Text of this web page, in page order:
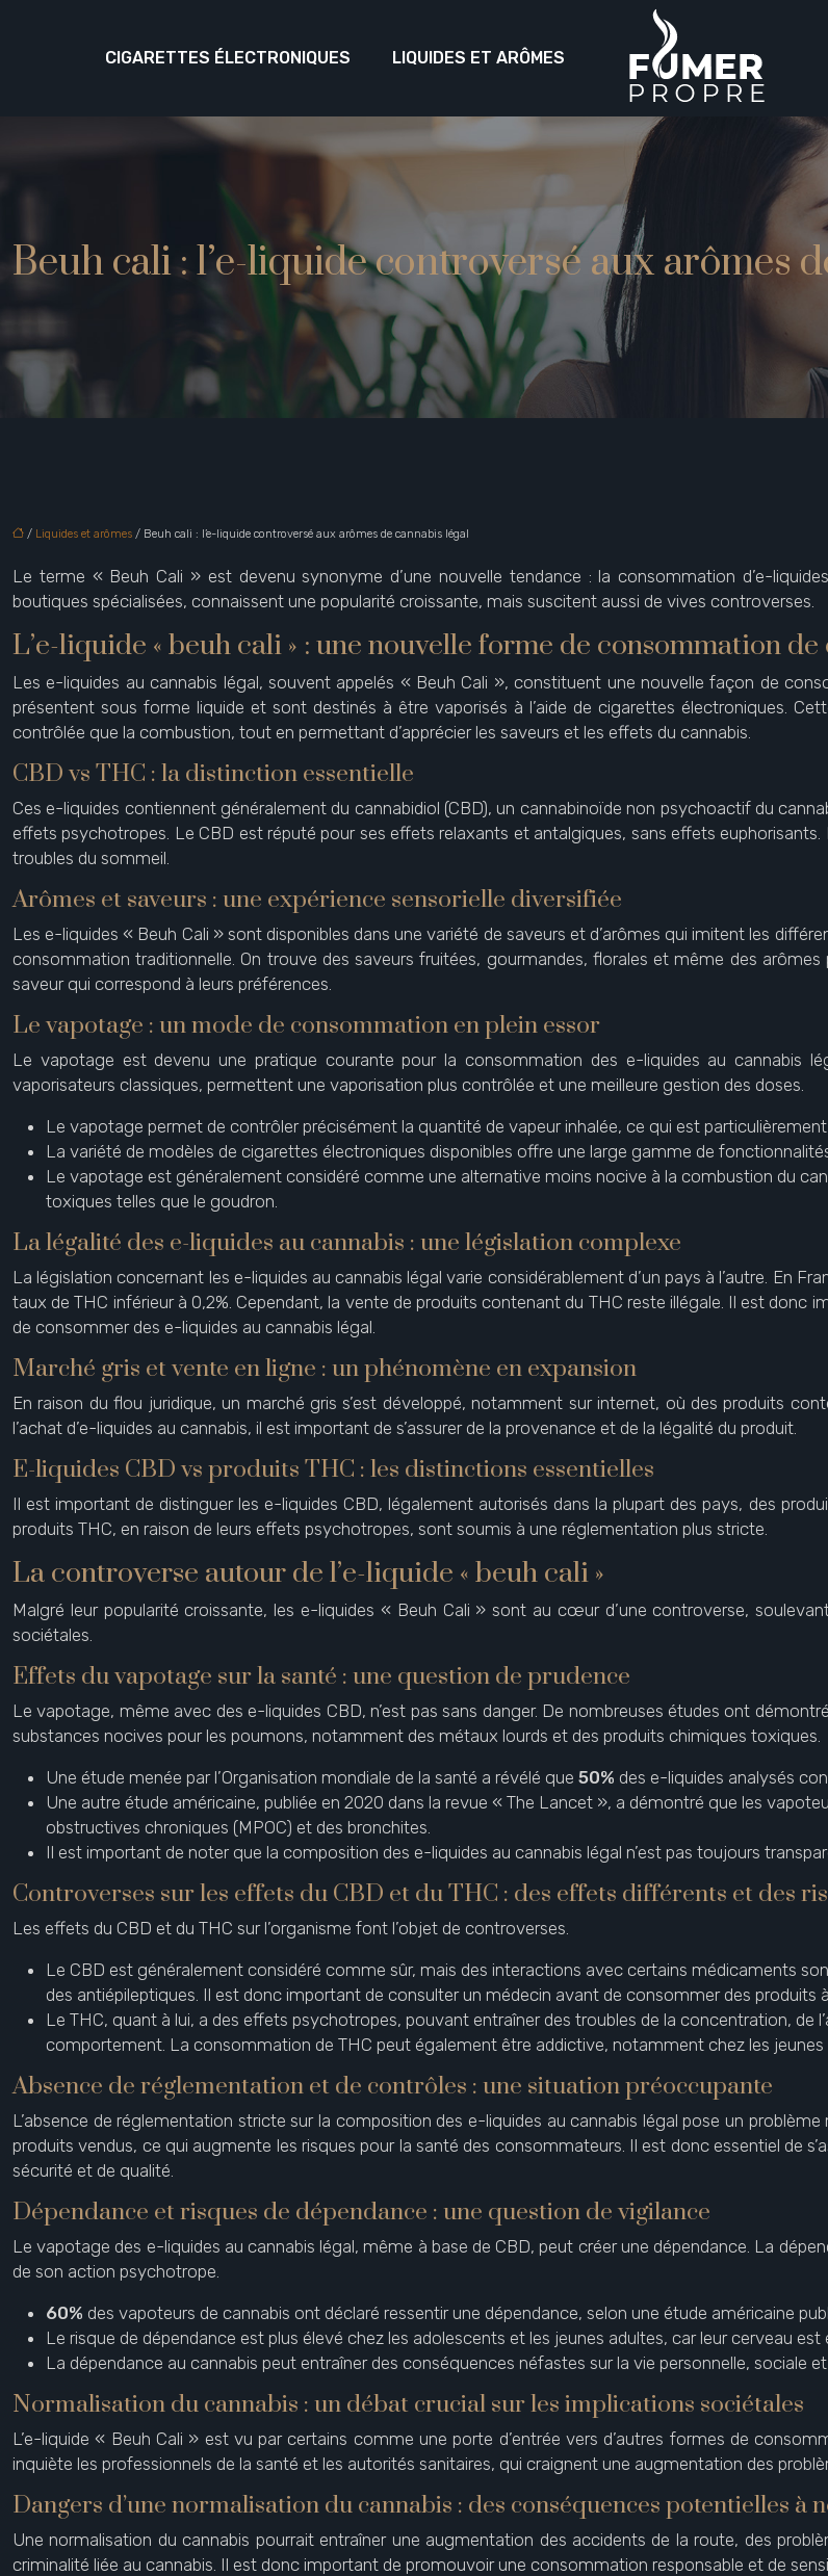
LIQUIDES ET ARÔMES
CIGARETTES ÉLECTRONIQUES
Beuh cali : l’e-liquide controversé aux arômes
/ Liquides et arômes / Beuh cali : l’e-liquide controversé aux arômes de cannabis légal
Le terme « Beuh Cali » est devenu synonyme d’une nouvelle tendance : la consommation d’e-
boutiques spécialisées, connaissent une popularité croissante, mais suscitent aussi de vives controverses.
L’e-liquide « beuh cali » : une nouvelle forme de consommation de
Les e-liquides au cannabis légal, souvent appelés « Beuh Cali », constituent une nouvelle façon de
présentent sous forme liquide et sont destinés à être vaporisés à l’aide de cigarettes électroniques.
contrôlée que la combustion, tout en permettant d’apprécier les saveurs et les effets du cannabis.
CBD vs THC : la distinction essentielle
Ces e-liquides contiennent généralement du cannabidiol (CBD), un cannabinoïde non psychoactif du
effets psychotropes. Le CBD est réputé pour ses effets relaxants et antalgiques, sans effets
troubles du sommeil.
Arômes et saveurs : une expérience sensorielle diversifiée
Les e-liquides « Beuh Cali » sont disponibles dans une variété de saveurs et d’arômes qui imitent les
consommation traditionnelle. On trouve des saveurs fruitées, gourmandes, florales et même des
saveur qui correspond à leurs préférences.
Le vapotage : un mode de consommation en plein essor
Le vapotage est devenu une pratique courante pour la consommation des e-liquides au cannabis
vaporisateurs classiques, permettent une vaporisation plus contrôlée et une meilleure gestion des doses.
Le vapotage permet de contrôler précisément la quantité de vapeur inhalée, ce qui est
La variété de modèles de cigarettes électroniques disponibles offre une large gamme de
Le vapotage est généralement considéré comme une alternative moins nocive à la combustion du
toxiques telles que le goudron.
La légalité des e-liquides au cannabis : une législation complexe
La législation concernant les e-liquides au cannabis légal varie considérablement d’un pays à l’autre. En
taux de THC inférieur à 0,2%. Cependant, la vente de produits contenant du THC reste illégale. Il est donc
de consommer des e-liquides au cannabis légal.
Marché gris et vente en ligne : un phénomène en expansion
En raison du flou juridique, un marché gris s’est développé, notamment sur internet, où des produits
l’achat d’e-liquides au cannabis, il est important de s’assurer de la provenance et de la légalité du produit.
E-liquides CBD vs produits THC : les distinctions essentielles
Il est important de distinguer les e-liquides CBD, légalement autorisés dans la plupart des pays, des
produits THC, en raison de leurs effets psychotropes, sont soumis à une réglementation plus stricte.
La controverse autour de l’e-liquide « beuh cali »
Malgré leur popularité croissante, les e-liquides « Beuh Cali » sont au cœur d’une controverse,
sociétales.
Effets du vapotage sur la santé : une question de prudence
Le vapotage, même avec des e-liquides CBD, n’est pas sans danger. De nombreuses études ont
substances nocives pour les poumons, notamment des métaux lourds et des produits chimiques toxiques.
Une étude menée par l’Organisation mondiale de la santé a révélé que 50% des e-liquides analysés
Une autre étude américaine, publiée en 2020 dans la revue « The Lancet », a démontré que les
obstructives chroniques (MPOC) et des bronchites.
Il est important de noter que la composition des e-liquides au cannabis légal n’est pas toujours
Controverses sur les effets du CBD et du THC : des effets différents et des
Les effets du CBD et du THC sur l’organisme font l’objet de controverses.
Le CBD est généralement considéré comme sûr, mais des interactions avec certains médicaments
des antiépileptiques. Il est donc important de consulter un médecin avant de consommer des produits
Le THC, quant à lui, a des effets psychotropes, pouvant entraîner des troubles de la concentration, de
comportement. La consommation de THC peut également être addictive, notamment chez les
Absence de réglementation et de contrôles : une situation préoccupante
L’absence de réglementation stricte sur la composition des e-liquides au cannabis légal pose un
produits vendus, ce qui augmente les risques pour la santé des consommateurs. Il est donc essentiel de
sécurité et de qualité.
Dépendance et risques de dépendance : une question de vigilance
Le vapotage des e-liquides au cannabis légal, même à base de CBD, peut créer une dépendance. La
de son action psychotrope.
60% des vapoteurs de cannabis ont déclaré ressentir une dépendance, selon une étude américaine
Le risque de dépendance est plus élevé chez les adolescents et les jeunes adultes, car leur cerveau
La dépendance au cannabis peut entraîner des conséquences néfastes sur la vie personnelle, sociale
Normalisation du cannabis : un débat crucial sur les implications sociétales
L’e-liquide « Beuh Cali » est vu par certains comme une porte d’entrée vers d’autres formes de
inquiète les professionnels de la santé et les autorités sanitaires, qui craignent une augmentation des
Dangers d’une normalisation du cannabis : des conséquences potentielles à
Une normalisation du cannabis pourrait entraîner une augmentation des accidents de la route, des
criminalité liée au cannabis. Il est donc important de promouvoir une consommation responsable et de